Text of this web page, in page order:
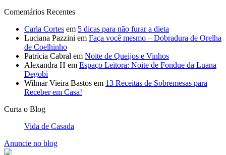
Comentários Recentes
Carla Cortes em 5 dicas para não furar a dieta
Luciana Pazzini em Faça você mesmo – Dobradura de Orelha
de Coelhinho
Patrícia Cabral em Noite de Queijos e Vinhos
Alexandra H em Espaço Leitora: Noite de Fondue da Luana
Degobi
Wilmar Vieira Bastos em 13 Receitas de Sobremesas para
Receber em Casa!
Curta o Blog
Vida de Casada
Anuncie no blog